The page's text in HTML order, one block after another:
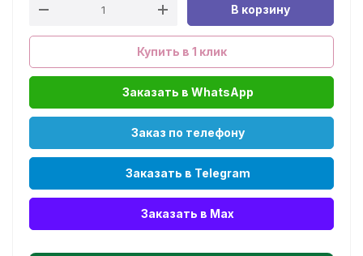
В корзину
Купить в 1 клик
Заказать в WhatsApp
Заказ по телефону
Заказать в Telegram
Заказать в Max